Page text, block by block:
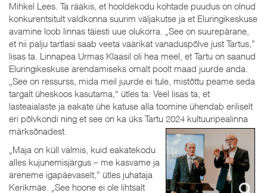
Mihkel Lees. Ta rääkis, et hooldekodu kohtade puudus on olnud
konkurentsitult valdkonna suurim väljakutse ja et Eluringikeskuse
avamine loob linnas täiesti uue olukorra. „See on suurepärane,
et nii palju tartlasi saab veeta väärikat vanaduspõlve just Tartus,”
lisas ta. Linnapea Urmas Klaasil oli hea meel, et Tartu on saanud
Eluringikeskuse arendamiseks omalt poolt maad juurde anda.
„See on ressurss, mida meil juurde ei tule, mistõttu peame seda
targalt üheskoos kasutama,“ ütles ta. Veel lisas ta, et
lasteaialaste ja eakate ühe katuse alla toomine ühendab eriliselt
eri põlvkondi ning et see on ka üks Tartu 2024 kultuuripealinna
märksõnadest.
„Maja on küll valmis, kuid eakatekodu
alles kujunemisjärgus – me kasvame ja
areneme igapäevaselt,” ütles juhataja
Kerikmäe. „See hoone ei ole lihtsalt